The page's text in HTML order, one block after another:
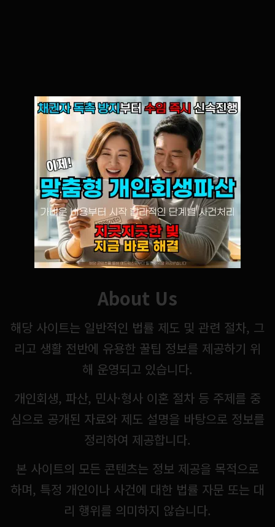
About Us
해당 사이트는 일반적인 법률 제도 및 관련 절차, 그
리고 생활 전반에 유용한 꿀팁 정보를 제공하기 위
해 운영되고 있습니다.
개인회생, 파산, 민사·형사 이혼 절차 등 주제를 중
심으로 공개된 자료와 제도 설명을 바탕으로 정보를
정리하여 제공합니다.
본 사이트의 모든 콘텐츠는 정보 제공을 목적으로
하며, 특정 개인이나 사건에 대한 법률 자문 또는 대
리 행위를 의미하지 않습니다.